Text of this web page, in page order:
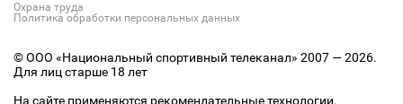
Охрана труда
Политика обработки персональных данных
© ООО «Национальный спортивный телеканал» 2007 — 2026.
Для лиц старше 18 лет
На сайте применяются рекомендательные технологии.